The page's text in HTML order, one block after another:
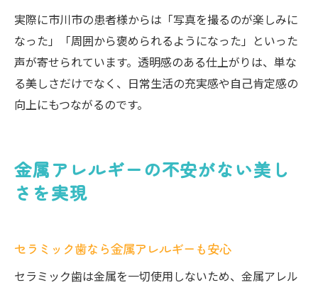
実際に市川市の患者様からは「写真を撮るのが楽しみに
なった」「周囲から褒められるようになった」といった
声が寄せられています。透明感のある仕上がりは、単な
る美しさだけでなく、日常生活の充実感や自己肯定感の
向上にもつながるのです。
金属アレルギーの不安がない美し
さを実現
セラミック歯なら金属アレルギーも安心
セラミック歯は金属を一切使用しないため、金属アレル